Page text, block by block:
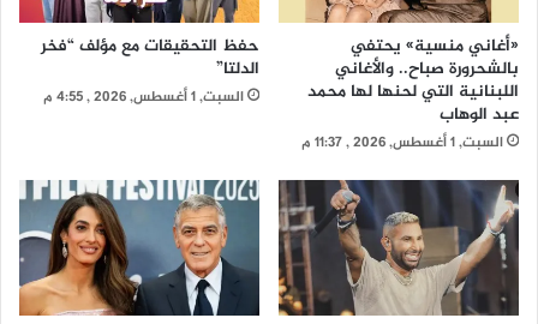
«أغاني منسية» يحتفي
بالشحرورة صباح.. والأغاني
اللبنانية التي لحنها لها محمد
عبد الوهاب
السبت, 1 أغسطس, 2026 , 11:37 م
حفظ التحقيقات مع مؤلف “فخر
الدلتا”
السبت, 1 أغسطس, 2026 , 4:55 م